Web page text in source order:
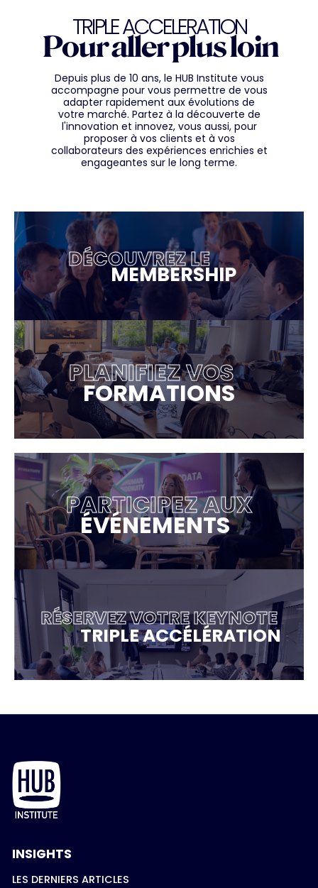
TRIPLE ACCELERATION
Pour aller plus loin
Depuis plus de 10 ans, le HUB Institute vous
accompagne pour vous permettre de vous
adapter rapidement aux évolutions de
votre marché. Partez à la découverte de
l'innovation et innovez, vous aussi, pour
proposer à vos clients et à vos
collaborateurs des expériences enrichies et
engageantes sur le long terme.
DÉCOUVREZ LE
MEMBERSHIP
PLANIFIEZ VOS
FORMATIONS
PARTICIPEZ AUX
ÉVÉNEMENTS
RÉSERVEZ VOTRE KEYNOTE
TRIPLE ACCÉLÉRATION
INSIGHTS
LES DERNIERS ARTICLES